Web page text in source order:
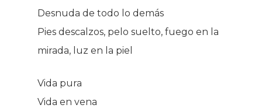
Desnuda de todo lo demás
Pies descalzos, pelo suelto, fuego en la
mirada, luz en la piel
Vida pura
Vida en vena